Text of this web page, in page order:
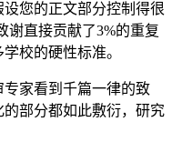
您的正文部分控制得很
谢直接贡献了3%的重复
校的硬性标准。
家看到千篇一律的致
部分都如此敷衍，研究